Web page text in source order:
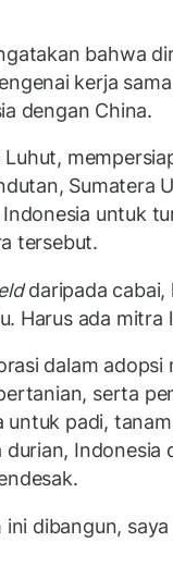
bahwa
kerja
dengan China.
Sumatera
untuk
tersebut.
daripada cabai,
Harus ada mitra
dalam adopsi
serta
padi,
Indonesia
dibangun,